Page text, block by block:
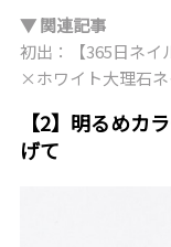
▼ 関連記事
初出：【365日ネ
×ホワイト大理石
【2】明るめカ
げて